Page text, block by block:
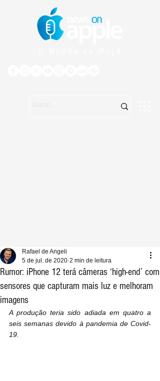
Rumor: iPhone 12 terá câmeras ‘high-end’ com
sensores que capturam mais luz e melhoram
imagens
Rafael de Angeli
5 de jul. de 2020 2 min de leitura
A produção teria sido adiada em quatro a
seis semanas devido à pandemia de Covid-
19.